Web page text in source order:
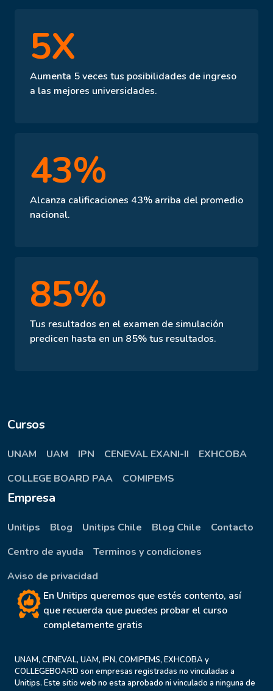
5X
Aumenta 5 veces tus posibilidades de ingreso
a las mejores universidades.
43%
Alcanza calificaciones 43% arriba del promedio
nacional.
85%
Tus resultados en el examen de simulación
predicen hasta en un 85% tus resultados.
Cursos
UNAM UAM IPN CENEVAL EXANI-II
EXHCOBA
COLLEGE BOARD PAA
COMIPEMS
Empresa
Unitips Blog Unitips Chile Blog Chile
Contacto
Centro de ayuda
Terminos y condiciones
Aviso de privacidad
En Unitips queremos que estés contento, así
que recuerda que puedes probar el curso
completamente gratis
UNAM, CENEVAL, UAM, IPN, COMIPEMS, EXHCOBA y
COLLEGEBOARD son empresas registradas no vinculadas a
Unitips. Este sitio web no esta aprobado ni vinculado a ninguna de